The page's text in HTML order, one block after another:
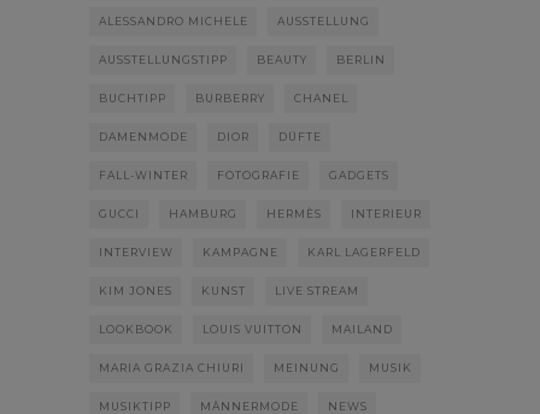
ALESSANDRO MICHELE AUSSTELLUNG
AUSSTELLUNGSTIPP BEAUTY BERLIN
BUCHTIPP BURBERRY CHANEL
DAMENMODE DIOR DÜFTE
FALL-WINTER FOTOGRAFIE GADGETS
GUCCI HAMBURG HERMÈS INTERIEUR
INTERVIEW KAMPAGNE KARL LAGERFELD
KIM JONES KUNST LIVE STREAM
LOOKBOOK LOUIS VUITTON MAILAND
MARIA GRAZIA CHIURI MEINUNG MUSIK
MUSIKTIPP MÄNNERMODE NEWS